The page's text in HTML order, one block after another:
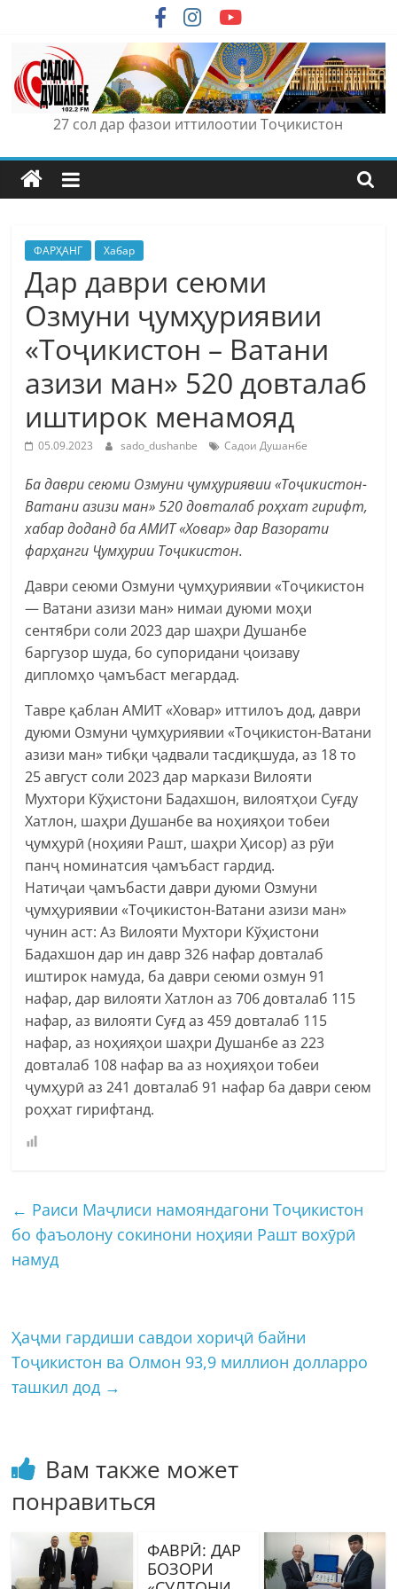
content
27 сол дар фазои иттилоотии Тоҷикистон
ФАРҲАНГ Хабар
Дар даври сеюми
Озмуни ҷумҳуриявии
«Тоҷикистон – Ватани
азизи ман» 520 довталаб
иштирок менамояд
05.09.2023 sado_dushanbe Садои Душанбе
Ба даври сеюми Озмуни ҷумҳуриявии «Тоҷикистон-
Ватани азизи ман» 520 довталаб роҳхат гирифт,
хабар доданд ба АМИТ «Ховар» дар Вазорати
фарҳанги Ҷумҳурии Тоҷикистон.
Даври сеюми Озмуни ҷумҳуриявии «Тоҷикистон
— Ватани азизи ман» нимаи дуюми моҳи
сентябри соли 2023 дар шаҳри Душанбе
баргузор шуда, бо супоридани ҷоизаву
дипломҳо ҷамъбаст мегардад.
Тавре қаблан АМИТ «Ховар» иттилоъ дод, даври
дуюми Озмуни ҷумҳуриявии «Тоҷикистон-Ватани
азизи ман» тибқи ҷадвали тасдиқшуда, аз 18 то
25 август соли 2023 дар маркази Вилояти
Мухтори Кўҳистони Бадахшон, вилоятҳои Суғду
Хатлон, шаҳри Душанбе ва ноҳияҳои тобеи
ҷумҳурӣ (ноҳияи Рашт, шаҳри Ҳисор) аз рӯи
панҷ номинатсия ҷамъбаст гардид.
Натиҷаи ҷамъбасти даври дуюми Озмуни
ҷумҳуриявии «Тоҷикистон-Ватани азизи ман»
чунин аст: Аз Вилояти Мухтори Кўҳистони
Бадахшон дар ин давр 326 нафар довталаб
иштирок намуда, ба даври сеюми озмун 91
нафар, дар вилояти Хатлон аз 706 довталаб 115
нафар, аз вилояти Суғд аз 459 довталаб 115
нафар, аз ноҳияҳои шаҳри Душанбе аз 223
довталаб 108 нафар ва аз ноҳияҳои тобеи
ҷумҳурӣ аз 241 довталаб 91 нафар ба даври сеюм
роҳхат гирифтанд.
← Раиси Маҷлиси намояндагони Тоҷикистон
бо фаъолону сокинони ноҳияи Рашт вохӯрӣ
намуд
Ҳаҷми гардиши савдои хориҷӣ байни
Тоҷикистон ва Олмон 93,9 миллион долларро
ташкил дод →
Вам также может
понравиться
ФАВРӢ: ДАР
БОЗОРИ